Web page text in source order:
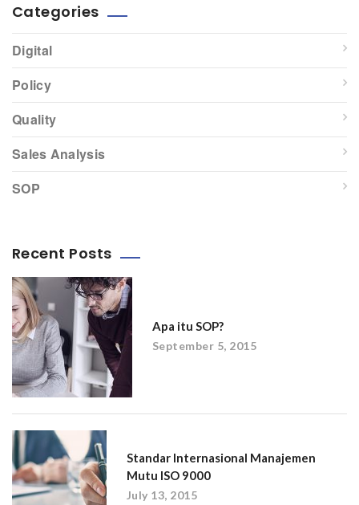
Categories
Digital
Policy
Quality
Sales Analysis
SOP
Recent Posts
Apa itu SOP?
September 5, 2015
Standar Internasional Manajemen
Mutu ISO 9000
July 13, 2015